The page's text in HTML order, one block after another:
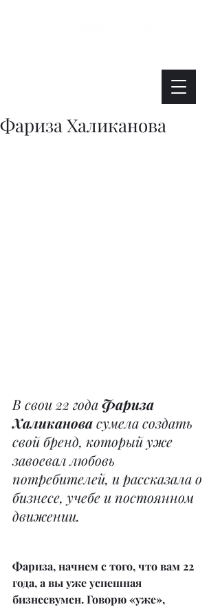
Фариза Халиканова
В свои 22 года Фариза
Халиканова сумела создать
свой бренд, который уже
завоевал любовь
потребителей, и рассказала о
бизнесе, учебе и постоянном
движении.
Фариза, начнем с того, что вам 22
года, а вы уже успешная
бизнесвумен. Говорю «уже»,